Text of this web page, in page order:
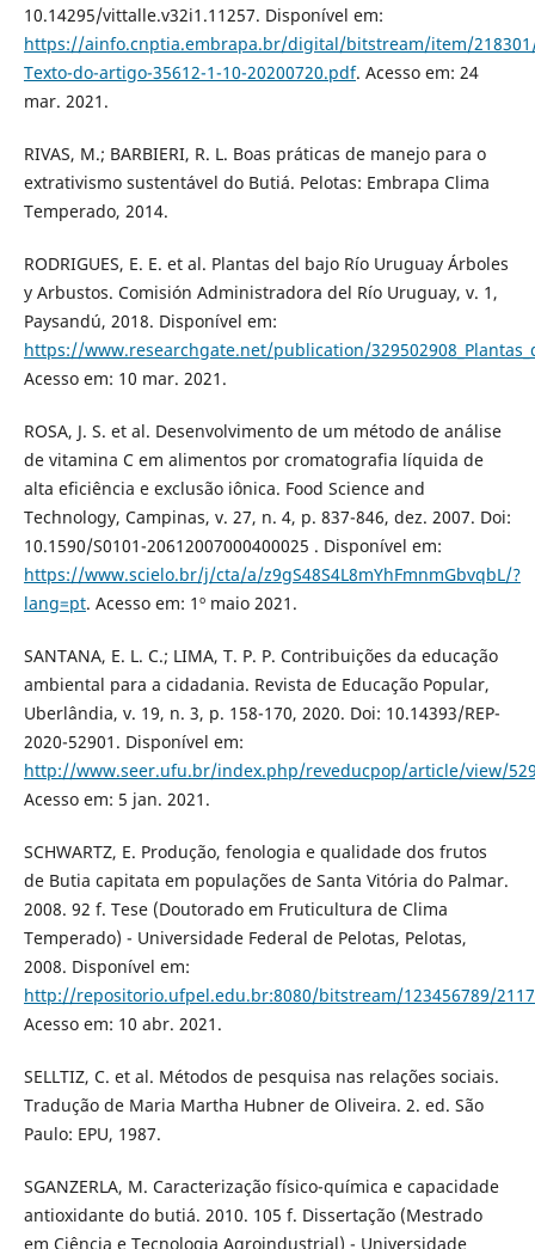
10.14295/vittalle.v32i1.11257. Disponível em:
https://ainfo.cnptia.embrapa.br/digital/bitstream/item/
Texto-do-artigo-35612-1-10-20200720.pdf. Acesso em: 24
mar. 2021.
RIVAS, M.; BARBIERI, R. L. Boas práticas de manejo para o
extrativismo sustentável do Butiá. Pelotas: Embrapa Clima
Temperado, 2014.
RODRIGUES, E. E. et al. Plantas del bajo Río Uruguay Árboles
y Arbustos. Comisión Administradora del Río Uruguay, v. 1,
Paysandú, 2018. Disponível em:
https://www.researchgate.net/publication/
Acesso em: 10 mar. 2021.
ROSA, J. S. et al. Desenvolvimento de um método de análise
de vitamina C em alimentos por cromatografia líquida de
alta eficiência e exclusão iônica. Food Science and
Technology, Campinas, v. 27, n. 4, p. 837-846, dez. 2007. Doi:
10.1590/S0101-20612007000400025 . Disponível em:
https://www.scielo.br/j/cta/a/z9gS48S4L8mYhFmnmGbvqbL/?
lang=pt. Acesso em: 1º maio 2021.
SANTANA, E. L. C.; LIMA, T. P. P. Contribuições da educação
ambiental para a cidadania. Revista de Educação Popular,
Uberlândia, v. 19, n. 3, p. 158-170, 2020. Doi: 10.14393/REP-
2020-52901. Disponível em:
http://www.seer.ufu.br/index.php/reveducpop/article/view/
Acesso em: 5 jan. 2021.
SCHWARTZ, E. Produção, fenologia e qualidade dos frutos
de Butia capitata em populações de Santa Vitória do Palmar.
2008. 92 f. Tese (Doutorado em Fruticultura de Clima
Temperado) - Universidade Federal de Pelotas, Pelotas,
2008. Disponível em:
http://repositorio.ufpel.edu.br:8080/bitstream/123456789/
Acesso em: 10 abr. 2021.
SELLTIZ, C. et al. Métodos de pesquisa nas relações sociais.
Tradução de Maria Martha Hubner de Oliveira. 2. ed. São
Paulo: EPU, 1987.
SGANZERLA, M. Caracterização físico-química e capacidade
antioxidante do butiá. 2010. 105 f. Dissertação (Mestrado
em Ciência e Tecnologia Agroindustrial) - Universidade